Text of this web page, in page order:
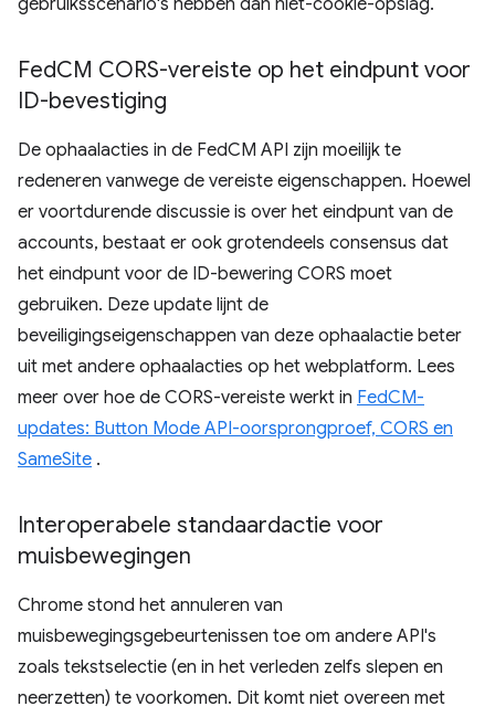
gebruiksscenario's hebben dan niet-cookie-opslag.
FedCM CORS-vereiste op het eindpunt voor
ID-bevestiging
De ophaalacties in de FedCM API zijn moeilijk te
redeneren vanwege de vereiste eigenschappen. Hoewel
er voortdurende discussie is over het eindpunt van de
accounts, bestaat er ook grotendeels consensus dat
het eindpunt voor de ID-bewering CORS moet
gebruiken. Deze update lijnt de
beveiligingseigenschappen van deze ophaalactie beter
uit met andere ophaalacties op het webplatform. Lees
meer over hoe de CORS-vereiste werkt in FedCM-
updates: Button Mode API-oorsprongproef, CORS en
SameSite .
Interoperabele standaardactie voor
muisbewegingen
Chrome stond het annuleren van
muisbewegingsgebeurtenissen toe om andere API's
zoals tekstselectie (en in het verleden zelfs slepen en
neerzetten) te voorkomen. Dit komt niet overeen met